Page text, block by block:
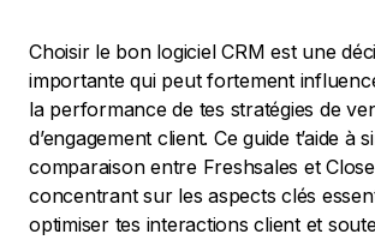
Choisir le bon logiciel CRM est une
importante qui peut fortement
la performance de tes stratégies de
d’engagement client. Ce guide t’aide à
comparaison entre Freshsales et
concentrant sur les aspects clés
optimiser tes interactions client et